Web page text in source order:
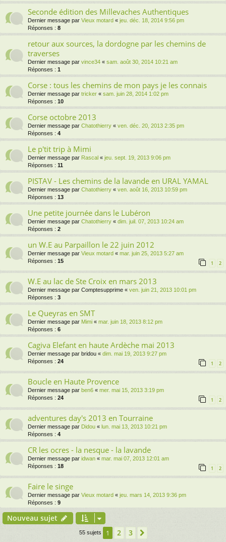
Seconde édition des Millevaches Authentiques
Dernier message par Vieux motard « jeu. déc. 18, 2014 9:56 pm
Réponses : 8
retour aux sources, la dordogne par les chemins de
traverses
Dernier message par vince34 « sam. août 30, 2014 10:21 am
Réponses : 1
Corse : tous les chemins de mon pays je les connais
Dernier message par tricker « sam. juin 28, 2014 1:02 pm
Réponses : 10
Corse octobre 2013
Dernier message par Chatothierry « ven. déc. 20, 2013 2:35 pm
Réponses : 4
Le p'tit trip à Mimi
Dernier message par Rascal « jeu. sept. 19, 2013 9:06 pm
Réponses : 11
PISTAV - Les chemins de la lavande en URAL YAMAL
Dernier message par Chatothierry « ven. août 16, 2013 10:59 pm
Réponses : 13
Une petite journée dans le Lubéron
Dernier message par Chatothierry « dim. juil. 07, 2013 10:24 am
Réponses : 2
un W.E au Parpaillon le 22 juin 2012
Dernier message par Vieux motard « mar. juin 25, 2013 5:27 am
Réponses : 15 1 2
W.E au lac de Ste Croix en mars 2013
Dernier message par Comptesupprime « ven. juin 21, 2013 10:01 pm
Réponses : 3
Le Queyras en SMT
Dernier message par Mimi « mar. juin 18, 2013 8:12 pm
Réponses : 6
Cagiva Elefant en haute Ardèche mai 2013
Dernier message par bridou « dim. mai 19, 2013 9:27 pm
Réponses : 24 1 2
Boucle en Haute Provence
Dernier message par ben6 « mer. mai 15, 2013 3:19 pm
Réponses : 24 1 2
adventures day's 2013 en Tourraine
Dernier message par Didou « lun. mai 13, 2013 10:21 pm
Réponses : 4
CR les ocres - la nesque - la lavande
Dernier message par idwan « mar. mai 07, 2013 12:01 am
Réponses : 18 1 2
Faire le singe
Dernier message par Vieux motard « jeu. mars 14, 2013 9:36 pm
Réponses : 9
Nouveau sujet
55 sujets 1 2 3